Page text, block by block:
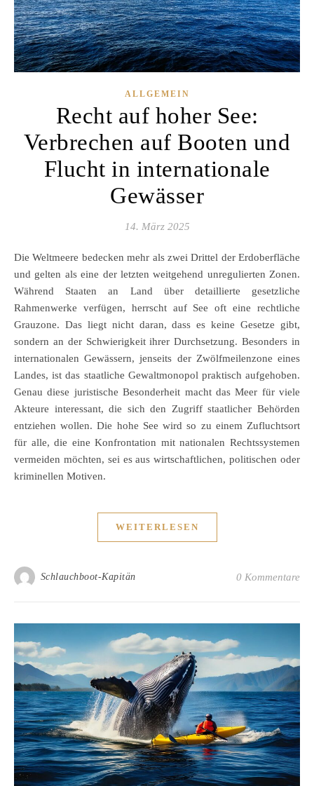
ALLGEMEIN
Recht auf hoher See:
Verbrechen auf Booten und
Flucht in internationale
Gewässer
14. März 2025
Die Weltmeere bedecken mehr als zwei Drittel der Erdoberfläche
und gelten als eine der letzten weitgehend unregulierten Zonen.
Während Staaten an Land über detaillierte gesetzliche
Rahmenwerke verfügen, herrscht auf See oft eine rechtliche
Grauzone. Das liegt nicht daran, dass es keine Gesetze gibt,
sondern an der Schwierigkeit ihrer Durchsetzung. Besonders in
internationalen Gewässern, jenseits der Zwölfmeilenzone eines
Landes, ist das staatliche Gewaltmonopol praktisch aufgehoben.
Genau diese juristische Besonderheit macht das Meer für viele
Akteure interessant, die sich den Zugriff staatlicher Behörden
entziehen wollen. Die hohe See wird so zu einem Zufluchtsort
für alle, die eine Konfrontation mit nationalen Rechtssystemen
vermeiden möchten, sei es aus wirtschaftlichen, politischen oder
kriminellen Motiven.
WEITERLESEN
Schlauchboot-Kapitän 0 Kommentare